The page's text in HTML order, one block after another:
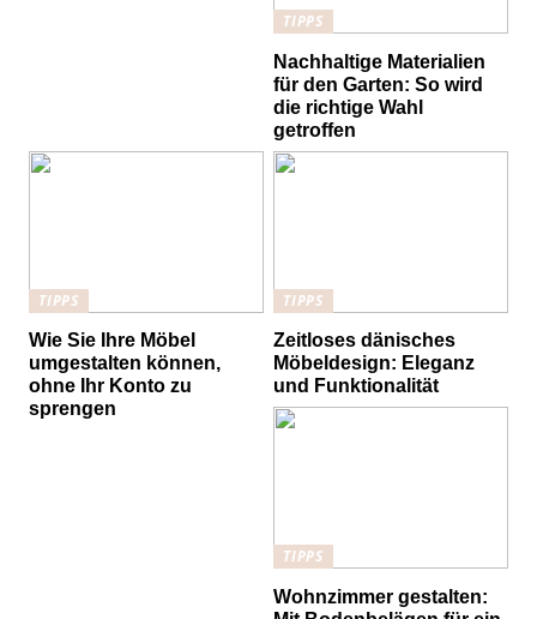
TIPPS
Nachhaltige Materialien
für den Garten: So wird
die richtige Wahl
getroffen
TIPPS
Wie Sie Ihre Möbel
umgestalten können,
ohne Ihr Konto zu
sprengen
TIPPS
Zeitloses dänisches
Möbeldesign: Eleganz
und Funktionalität
TIPPS
Wohnzimmer gestalten: